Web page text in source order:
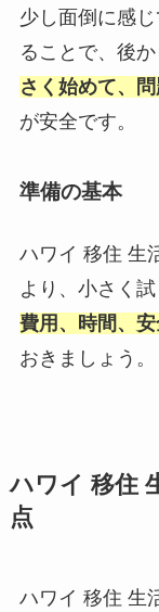
少し面倒に感
ることで、後
さく始めて、
が安全です。
準備の基本
ハワイ 移住 生
より、小さく
費用、時間、
おきましょう。
ハワイ 移住
点
ハワイ 移住 生